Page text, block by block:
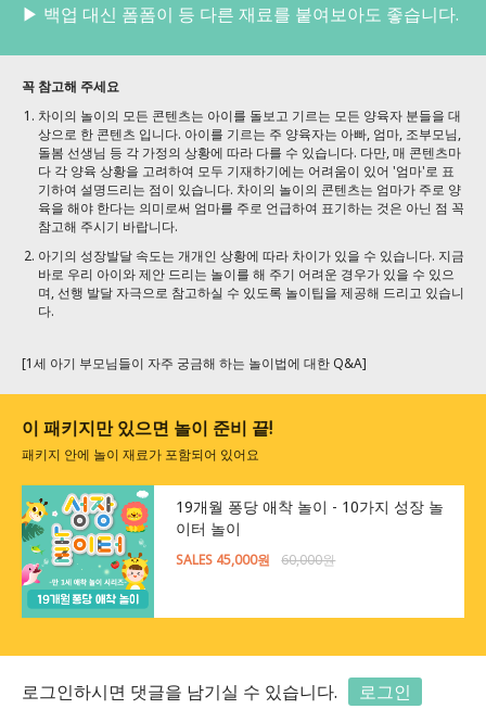
▶ 백업 대신 폼폼이 등 다른 재료를 붙여보아도 좋습니다.
꼭 참고해 주세요
차이의 놀이의 모든 콘텐츠는 아이를 돌보고 기르는 모든 양육자 분들을 대
상으로 한 콘텐츠 입니다. 아이를 기르는 주 양육자는 아빠, 엄마, 조부모님,
돌봄 선생님 등 각 가정의 상황에 따라 다를 수 있습니다. 다만, 매 콘텐츠마
다 각 양육 상황을 고려하여 모두 기재하기에는 어려움이 있어 '엄마'로 표
기하여 설명드리는 점이 있습니다. 차이의 놀이의 콘텐츠는 엄마가 주로 양
육을 해야 한다는 의미로써 엄마를 주로 언급하여 표기하는 것은 아닌 점 꼭
참고해 주시기 바랍니다.
아기의 성장발달 속도는 개개인 상황에 따라 차이가 있을 수 있습니다. 지금
바로 우리 아이와 제안 드리는 놀이를 해 주기 어려운 경우가 있을 수 있으
며, 선행 발달 자극으로 참고하실 수 있도록 놀이팁을 제공해 드리고 있습니
다.
[1세 아기 부모님들이 자주 궁금해 하는 놀이법에 대한 Q&A]
이 패키지만 있으면 놀이 준비 끝!
패키지 안에 놀이 재료가 포함되어 있어요
19개월 퐁당 애착 놀이 - 10가지 성장 놀
이터 놀이
SALES 45,000원 60,000원
로그인하시면 댓글을 남기실 수 있습니다. 로그인